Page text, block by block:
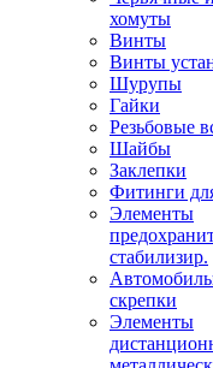
хомуты
Винты
Винты
Шурупы
Гайки
Резьбовые
Шайбы
Заклепки
Фитинги
Элементы
стабилизир.
скрепки
Элементы